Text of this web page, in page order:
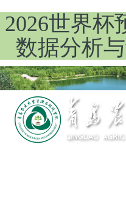
2026世界
数据分析